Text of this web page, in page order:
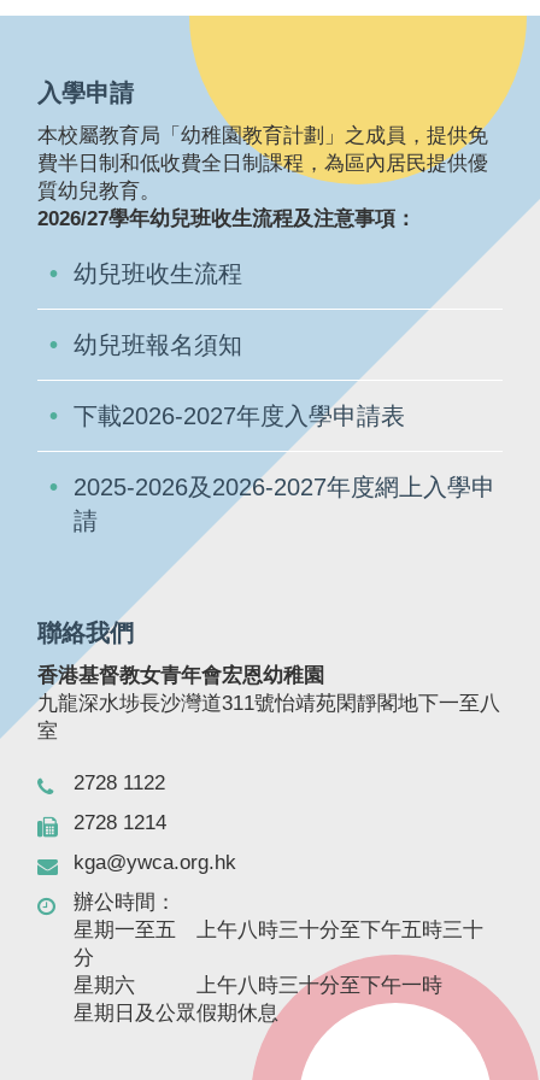
入學申請
本校屬教育局「幼稚園教育計劃」之成員，提供免
費半日制和低收費全日制課程，為區內居民提供優
質幼兒教育。
2026/27學年幼兒班收生流程及注意事項：
幼兒班收生流程
幼兒班報名須知
下載2026-2027年度入學申請表
2025-2026及2026-2027年度網上入學申
請
聯絡我們
香港基督教女青年會宏恩幼稚園
九龍深水埗長沙灣道311號怡靖苑閑靜閣地下一至八
室
2728 1122
2728 1214
kga@ywca.org.hk
辦公時間：
星期一至五 上午八時三十分至下午五時三十
分
星期六 上午八時三十分至下午一時
星期日及公眾假期休息